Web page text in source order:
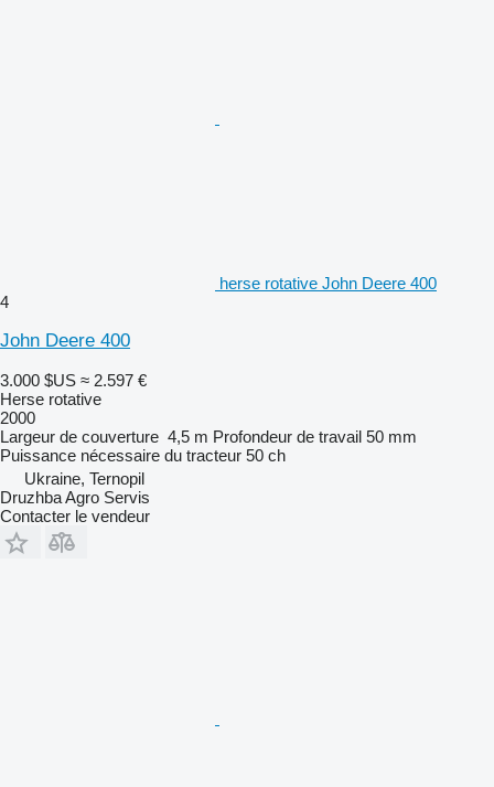
herse rotative John Deere 400
4
John Deere 400
3.000 $US ≈ 2.597 €
Herse rotative
2000
Largeur de couverture 4,5 m Profondeur de travail 50 mm
Puissance nécessaire du tracteur 50 ch
Ukraine, Ternopil
Druzhba Agro Servis
Contacter le vendeur